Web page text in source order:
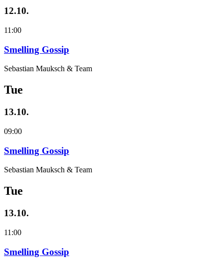
12.10.
11:00
Smelling Gossip
Sebastian Mauksch & Team
Tue
13.10.
09:00
Smelling Gossip
Sebastian Mauksch & Team
Tue
13.10.
11:00
Smelling Gossip